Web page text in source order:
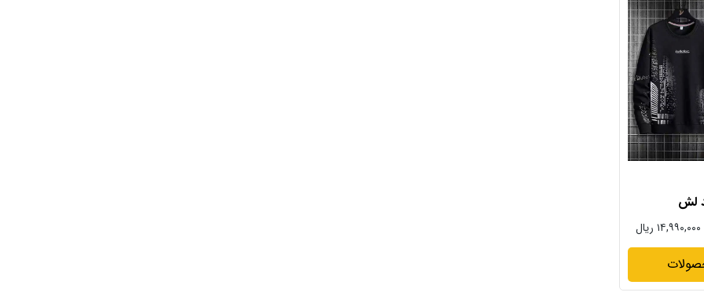
لش
۱۴,۹۹۰,۰۰۰ ریال